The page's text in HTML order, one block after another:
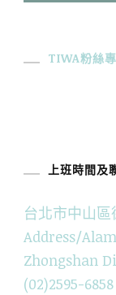
TIWA粉絲
上班時間及
台北市中山區
Address/
Zhongshan
(02)2595-6858